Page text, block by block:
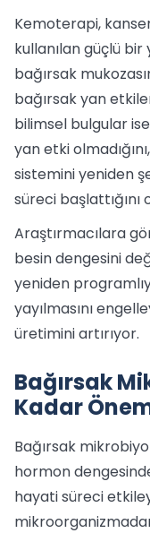
Kemoterapi,
kullanılan güçlü
bağırsak
bağırsak yan
bilimsel bulgular
yan etki
sistemini yeniden
süreci
Araştırmacılara
besin dengesini
yeniden
yayılmasını
üretimini artırıyor.
Bağırsak
Kadar
Bağırsak
hormon
hayati süreci